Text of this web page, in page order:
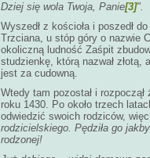
Dziej się wola Twoja, Panie[3]".
Wyszedł z kościoła i poszedł
Trzciana, u stóp góry o nazwie
okoliczną ludność Zaśpit
studzienkę, którą nazwał
jest za cudowną.
Wtedy tam pozostał i
roku 1430. Po około trzech
odwiedzić swoich rodziców, więc
rodzicielskiego. Pędziła go
rodzonej!